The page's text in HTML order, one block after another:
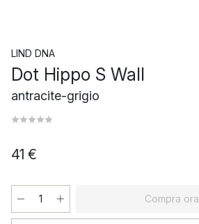
LIND DNA
Dot Hippo S Wall
antracite-grigio
41 €
Compra ora